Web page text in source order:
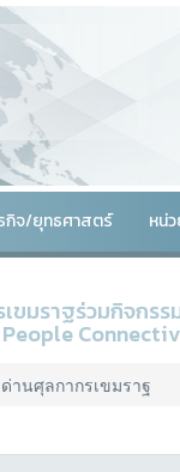
จ/ยุทธศาสตร์ หน่
ขมราฐร่วมกิจกร
านศุลกากรเขมราฐ